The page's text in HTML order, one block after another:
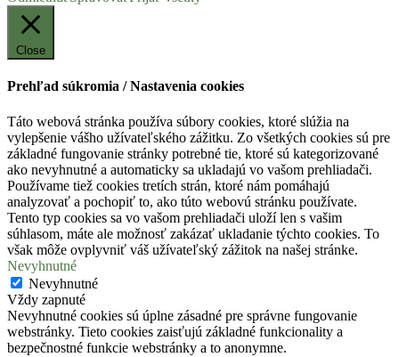
Close
Prehľad súkromia / Nastavenia cookies
Táto webová stránka používa súbory cookies, ktoré slúžia na
vylepšenie vášho užívateľského zážitku. Zo všetkých cookies sú pre
základné fungovanie stránky potrebné tie, ktoré sú kategorizované
ako nevyhnutné a automaticky sa ukladajú vo vašom prehliadači.
Používame tiež cookies tretích strán, ktoré nám pomáhajú
analyzovať a pochopiť to, ako túto webovú stránku používate.
Tento typ cookies sa vo vašom prehliadači uloží len s vašim
súhlasom, máte ale možnosť zakázať ukladanie týchto cookies. To
však môže ovplyvniť váš užívateľský zážitok na našej stránke.
Nevyhnutné
Nevyhnutné
Vždy zapnuté
Nevyhnutné cookies sú úplne zásadné pre správne fungovanie
webstránky. Tieto cookies zaisťujú základné funkcionality a
bezpečnostné funkcie webstránky a to anonymne.